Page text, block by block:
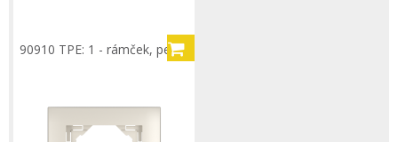
90910 TPE: 1 - rámček, perleť